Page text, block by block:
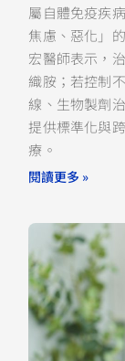
屬自體免疫疾
焦慮、惡化」
宏醫師表示，
織胺；若控制
線、生物製劑
提供標準化與
療。
閱讀更多 »